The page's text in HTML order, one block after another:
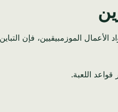
الموزمبيقيين، فإن
اللعبة.